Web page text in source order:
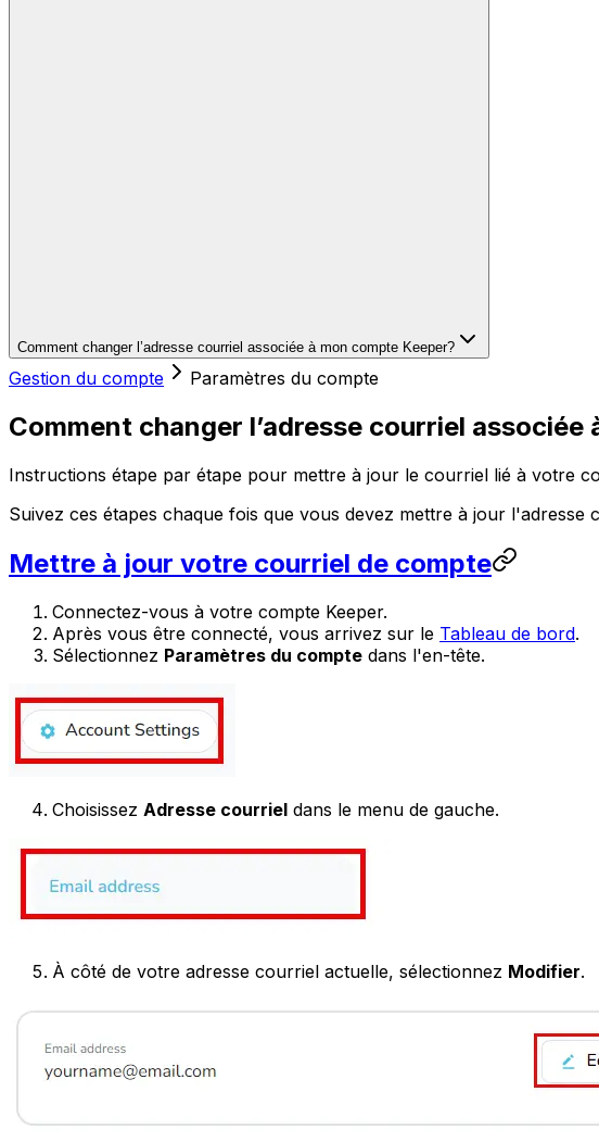
Comment changer l’adresse courriel associée à mon compte Keeper?
Gestion du compte Paramètres du compte
Comment changer l’adresse courriel associée
Instructions étape par étape pour mettre à jour le courriel lié à votre
Suivez ces étapes chaque fois que vous devez mettre à jour
Mettre à jour votre courriel de compte
Connectez-vous à votre compte Keeper.
Après vous être connecté, vous arrivez sur le Tableau de bord.
Sélectionnez Paramètres du compte dans l'en-tête.
Choisissez Adresse courriel dans le menu de gauche.
À côté de votre adresse courriel actuelle, sélectionnez Modifier.